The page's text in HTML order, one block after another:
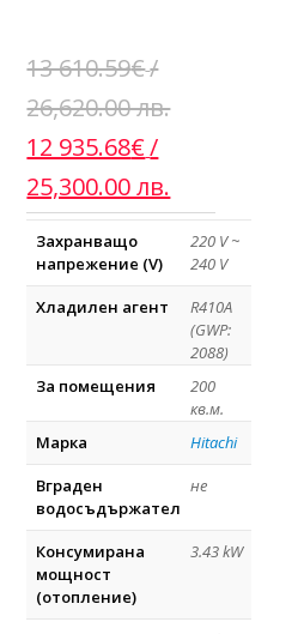
13 610.59€/
26,620.00 лв.
Original
price
13
610.59€
26,620.00
12 935.68€/
25,300.00 лв.
12
935.68€
/
25,300.00
лв..
Захранващо
напрежение (V)
220 V ~
240 V
Хладилен агент
R410A
(GWP:
2088)
За помещения
200
кв.м.
Марка
Hitachi
Вграден
водосъдържател
не
Консумирана
мощност
(отопление)
3.43 kW